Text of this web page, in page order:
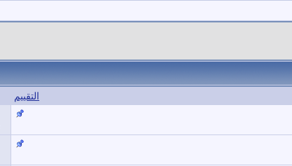
التقييم